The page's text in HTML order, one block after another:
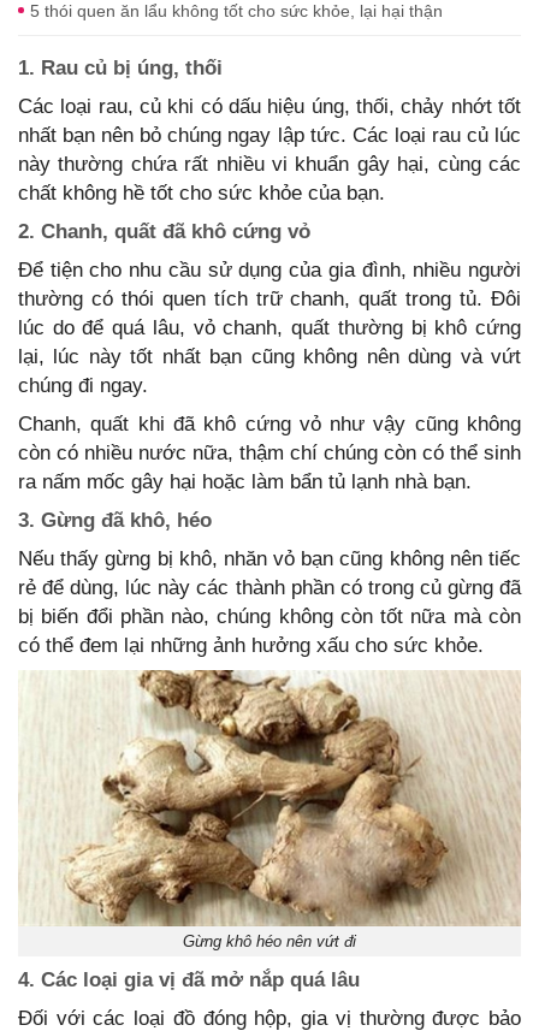
5 thói quen ăn lẩu không tốt cho sức khỏe, lại hại thận
1. Rau củ bị úng, thối
Các loại rau, củ khi có dấu hiệu úng, thối, chảy nhớt tốt
nhất bạn nên bỏ chúng ngay lập tức. Các loại rau củ lúc
này thường chứa rất nhiều vi khuẩn gây hại, cùng các
chất không hề tốt cho sức khỏe của bạn.
2. Chanh, quất đã khô cứng vỏ
Để tiện cho nhu cầu sử dụng của gia đình, nhiều người
thường có thói quen tích trữ chanh, quất trong tủ. Đôi
lúc do để quá lâu, vỏ chanh, quất thường bị khô cứng
lại, lúc này tốt nhất bạn cũng không nên dùng và vứt
chúng đi ngay.
Chanh, quất khi đã khô cứng vỏ như vậy cũng không
còn có nhiều nước nữa, thậm chí chúng còn có thể sinh
ra nấm mốc gây hại hoặc làm bẩn tủ lạnh nhà bạn.
3. Gừng đã khô, héo
Nếu thấy gừng bị khô, nhăn vỏ bạn cũng không nên tiếc
rẻ để dùng, lúc này các thành phần có trong củ gừng đã
bị biến đổi phần nào, chúng không còn tốt nữa mà còn
có thể đem lại những ảnh hưởng xấu cho sức khỏe.
Gừng khô héo nên vứt đi
4. Các loại gia vị đã mở nắp quá lâu
Đối với các loại đồ đóng hộp, gia vị thường được bảo